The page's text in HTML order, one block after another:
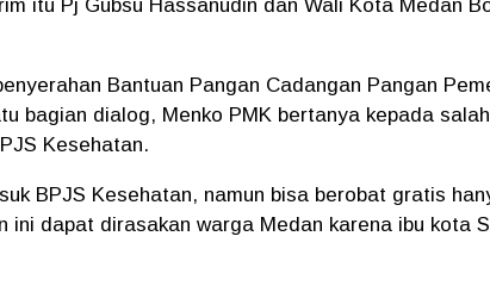
itu Pj Gubsu Hassanudin dan Wali Kota Medan
Bantuan Pangan Cadangan Pangan
bagian dialog, Menko PMK bertanya kepada
Kesehatan.
BPJS Kesehatan, namun bisa berobat gratis
ini dapat dirasakan warga Medan karena ibu kota